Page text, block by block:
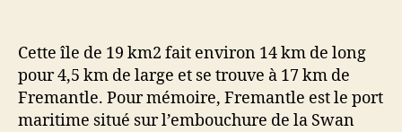
Cette île de 19 km2 fait environ 14 km de long
pour 4,5 km de large et se trouve à 17 km de
Fremantle. Pour mémoire, Fremantle est le port
maritime situé sur l’embouchure de la Swan